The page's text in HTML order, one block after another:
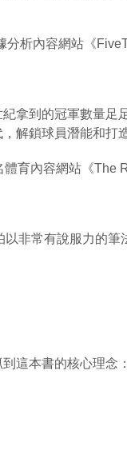
分析內容網站《
拿到的冠軍數量足
解鎖球員潛能和打
體育內容網站《The
非常有說服力的
這本書的核心理念